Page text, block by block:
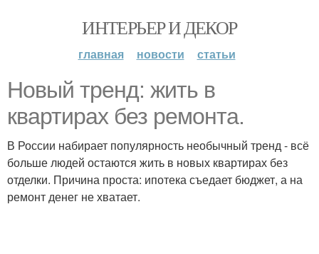
ИНТЕРЬЕР И ДЕКОР
главная новости статьи
Новый тренд: жить в
квартирах без ремонта.
В России набирает популярность необычный тренд - всё
больше людей остаются жить в новых квартирах без
отделки. Причина проста: ипотека съедает бюджет, а на
ремонт денег не хватает.